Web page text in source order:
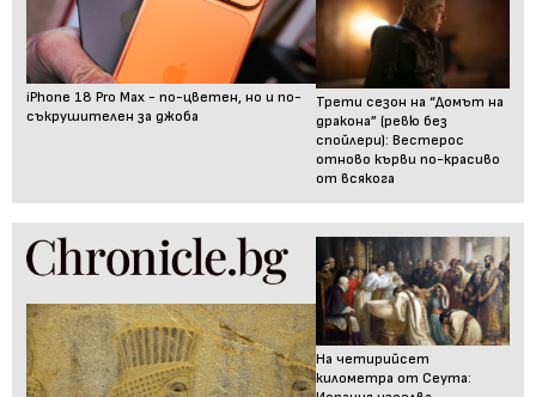
iPhone 18 Pro Max - по-цветен, но и по-
съкрушителен за джоба
Трети сезон на “Домът на
дракона” (ревю без
спойлери): Вестерос
отново кърви по-красиво
от всякога
На четирийсет
километра от Сеута: